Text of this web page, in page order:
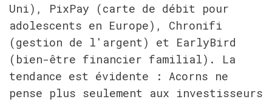
Uni), PixPay (carte de débit pour
adolescents en Europe), Chronifi
(gestion de l'argent) et EarlyBird
(bien-être financier familial). La
tendance est évidente : Acorns ne
pense plus seulement aux investisseurs